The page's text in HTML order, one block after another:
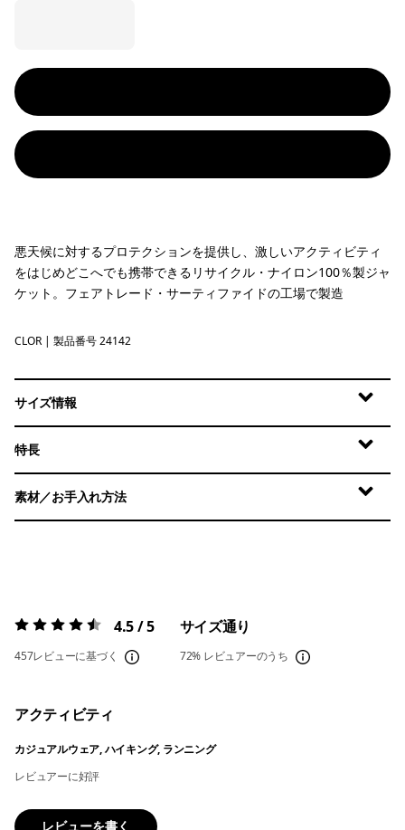
悪天候に対するプロテクションを提供し、激しいアクティビティ
をはじめどこへでも携帯できるリサイクル・ナイロン100％製ジャ
ケット。フェアトレード・サーティファイドの工場で製造
Coal Orange
CLOR | 製品番号 24142
サイズ情報
特長
素材／お手入れ方法
評価:4.5 / 5 4.5 / 5
457レビューに基づく
サイズ通り
72% レビュアーのうち
アクティビティ
カジュアルウェア, ハイキング, ランニング
レビュアーに好評
レビューを書く